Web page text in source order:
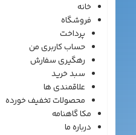
خانه
فروشگاه
پرداخت
حساب کاربری من
رهگیری سفارش
سبد خرید
علاقمندی ها
محصولات تخفیف خورده
مکا گاهنامه
درباره ما